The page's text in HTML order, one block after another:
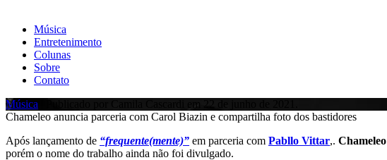
Música
Entretenimento
Colunas
Sobre
Contato
Música | Publicado por Camila Cascardi em 22 de junho de 2021.
Chameleo anuncia parceria com Carol Biazin e compartilha foto dos bastidores
Após lançamento de “frequente(mente)” em parceria com Pabllo Vittar,. Chameleo
porém o nome do trabalho ainda não foi divulgado.